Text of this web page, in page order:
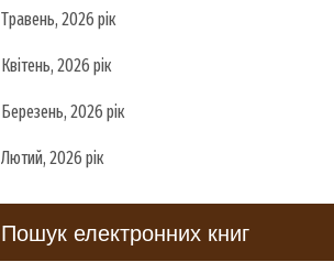
Травень, 2026 рік
Квітень, 2026 рік
Березень, 2026 рік
Лютий, 2026 рік
Пошук електронних книг